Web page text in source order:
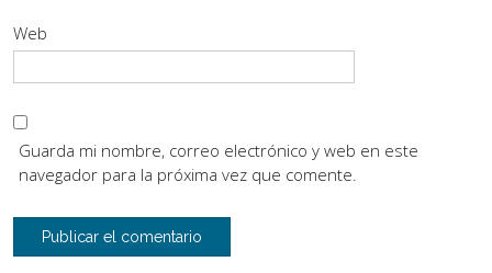
Web
Guarda mi nombre, correo electrónico y web en este
navegador para la próxima vez que comente.